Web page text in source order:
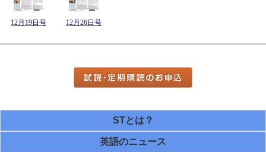
12月19日号 12月26日号
STとは？
英語のニュース